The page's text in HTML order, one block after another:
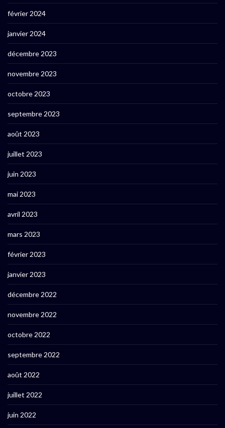
février 2024
janvier 2024
décembre 2023
novembre 2023
octobre 2023
septembre 2023
août 2023
juillet 2023
juin 2023
mai 2023
avril 2023
mars 2023
février 2023
janvier 2023
décembre 2022
novembre 2022
octobre 2022
septembre 2022
août 2022
juillet 2022
juin 2022